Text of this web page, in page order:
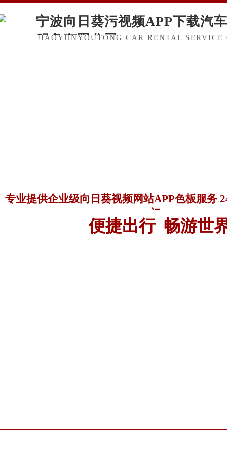
JIAOYUNYOUTONG CAR RENTAL SERVICE
宁波向日葵污视频APP下载汽车
服务有限公司
专业提供企业级向日葵视频网站APP色板服务
门
便捷出行 畅游世